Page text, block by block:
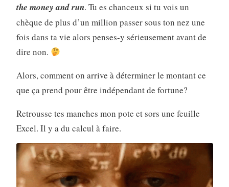
the money and run. Tu es chanceux si tu vois un
chèque de plus d’un million passer sous ton nez une
fois dans ta vie alors penses-y sérieusement avant de
dire non.
Alors, comment on arrive à déterminer le montant ce
que ça prend pour être indépendant de fortune?
Retrousse tes manches mon pote et sors une feuille
Excel. Il y a du calcul à faire.